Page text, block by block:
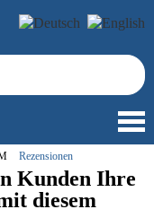
Rezensionen
Kunden Ihre
diesem